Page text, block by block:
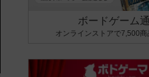
ボードゲーム
オンラインストアで7,500商